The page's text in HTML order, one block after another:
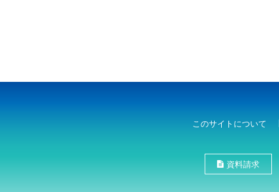
このサイトについて
資料請求